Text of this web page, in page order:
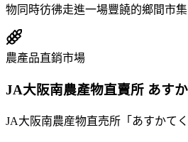
物同時彷彿走進一場豐饒的鄉間市集
農產品直銷市場
JA大阪南農產物直賣所 あす
JA大阪南農産物直売所「あすかて